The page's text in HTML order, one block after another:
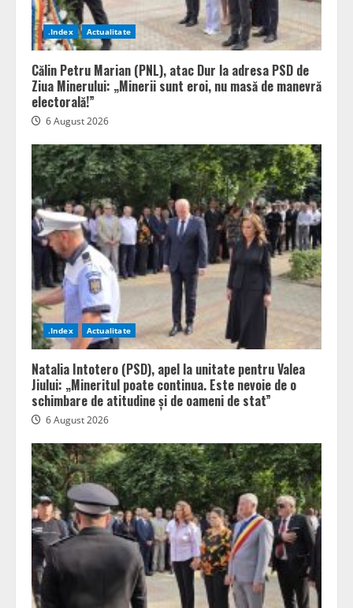
.Index Actualitate
Călin Petru Marian (PNL), atac Dur la adresa PSD de
Ziua Minerului: „Minerii sunt eroi, nu masă de manevră
electorală!”
6 August 2026
.Index Actualitate
Natalia Intotero (PSD), apel la unitate pentru Valea
Jiului: „Mineritul poate continua. Este nevoie de o
schimbare de atitudine și de oameni de stat”
6 August 2026